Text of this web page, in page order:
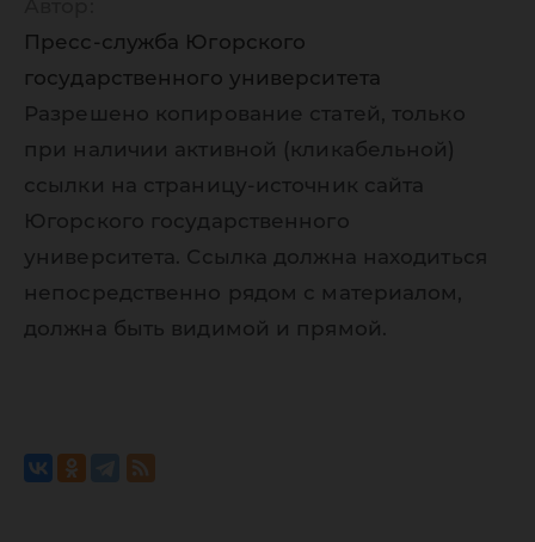
Пресс-служба Югорского
государственного университета
Разрешено копирование статей, только
при наличии активной (кликабельной)
ссылки на страницу-источник сайта
Югорского государственного
университета. Ссылка должна находиться
непосредственно рядом с материалом,
должна быть видимой и прямой.